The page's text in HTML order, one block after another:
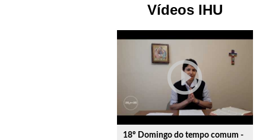
Vídeos IHU
play_circle_outline
18º Domingo do tempo comum -